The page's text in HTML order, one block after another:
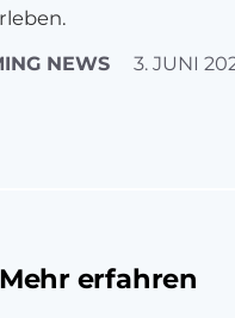
NEWS 3. JUNI
Mehr erfahren